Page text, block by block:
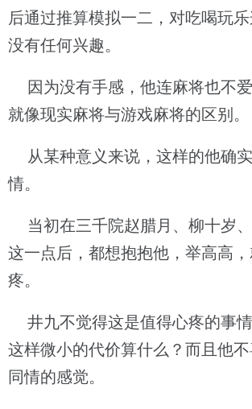
后通过推算模拟一二，对吃喝玩
没有任何兴趣。
因为没有手感，他连麻将也不
就像现实麻将与游戏麻将的区别。
从某种意义来说，这样的他确
情。
当初在三千院赵腊月、柳十岁
这一点后，都想抱抱他，举高高
疼。
井九不觉得这是值得心疼的事情
这样微小的代价算什么？而且他
同情的感觉。